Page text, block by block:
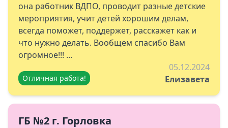
она работник ВДПО, проводит разные детские
мероприятия, учит детей хорошим делам,
всегда поможет, поддержет, расскажет как и
что нужно делать. Вообщем спасибо Вам
огромное!!! ...
Отличная работа!
05.12.2024
Елизавета
ГБ №2 г. Горловка